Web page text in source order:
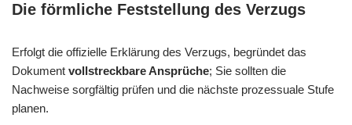
Die förmliche Feststellung des Verzugs
Erfolgt die offizielle Erklärung des Verzugs, begründet das
Dokument vollstreckbare Ansprüche; Sie sollten die
Nachweise sorgfältig prüfen und die nächste prozessuale Stufe
planen.